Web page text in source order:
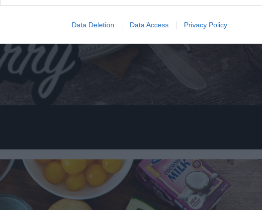
Data Deletion Data Access Privacy Policy